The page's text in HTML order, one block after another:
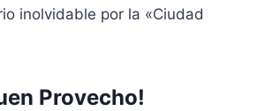
inolvidable por la «Ciudad
Provecho!